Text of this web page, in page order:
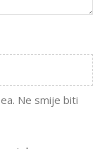
Ne smije biti